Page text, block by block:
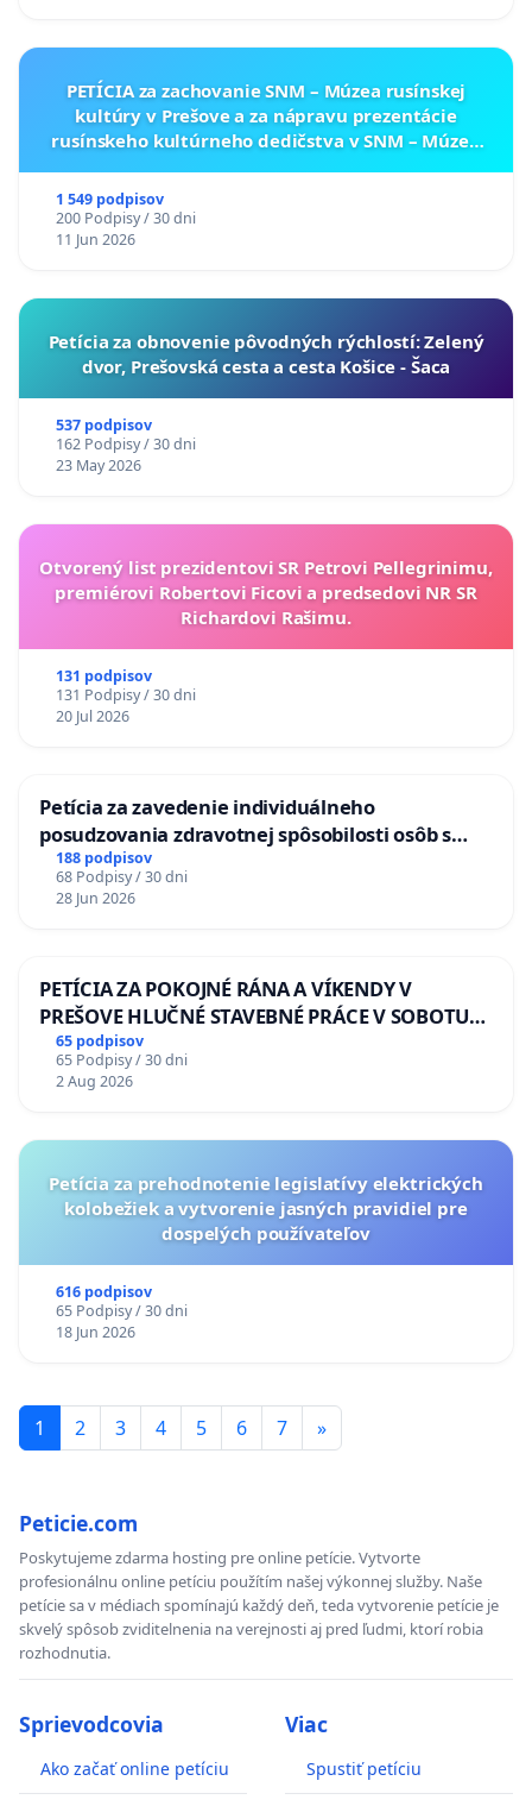
PETÍCIA za zachovanie SNM – Múzea rusínskej
kultúry v Prešove a za nápravu prezentácie
rusínskeho kultúrneho dedičstva v SNM – Múzeu
1 549 podpisov
200 Podpisy / 30 dni
11 Jun 2026
​Petícia za obnovenie pôvodných rýchlostí: Zelený
dvor, Prešovská cesta a cesta Košice - Šaca
537 podpisov
162 Podpisy / 30 dni
23 May 2026
Otvorený list prezidentovi SR Petrovi Pellegrinimu,
premiérovi Robertovi Ficovi a predsedovi NR SR
Richardovi Rašimu.
131 podpisov
131 Podpisy / 30 dni
20 Jul 2026
Petícia za zavedenie individuálneho
posudzovania zdravotnej spôsobilosti osôb s
diabetom 1. a 2. typu pri prijímaní do
Policajného zboru SR
188 podpisov
68 Podpisy / 30 dni
28 Jun 2026
PETÍCIA ZA POKOJNÉ RÁNA A VÍKENDY V
PREŠOVE HLUČNÉ STAVEBNÉ PRÁCE V SOBOTU
LEN OD 9.00 DO 13.00 HOD., CEZ PRACOVNÝ
TÝŽDEŇ CIEĽ 8.00 – 18.00 HOD. A PRAVIDELNÁ
KONTROLA STAVBY C-AREA NA
65 podpisov
65 Podpisy / 30 dni
2 Aug 2026
Petícia za prehodnotenie legislatívy elektrických
kolobežiek a vytvorenie jasných pravidiel pre
dospelých používateľov
616 podpisov
65 Podpisy / 30 dni
18 Jun 2026
1 2 3 4 5 6 7 »
Peticie.com
Poskytujeme zdarma hosting pre online petície. Vytvorte
profesionálnu online petíciu použítím našej výkonnej služby. Naše
petície sa v médiach spomínajú každý deň, teda vytvorenie petície je
skvelý spôsob zviditelnenia na verejnosti aj pred ľudmi, ktorí robia
rozhodnutia.
Sprievodcovia
Ako začať online petíciu
Viac
Spustiť petíciu